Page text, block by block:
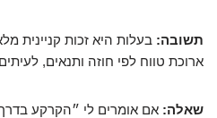
תשובה: בעלות היא זכות קניינית
ארוכת טווח לפי חוזה ותנאים,
שאלה: אם אומרים לי ״הקרקע